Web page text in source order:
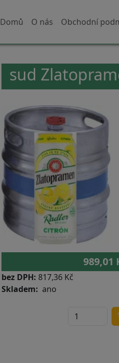
Hlavní navigace
Domů O nás Obchodní
sud
989,01
bez DPH: 817,36 Kč
Skladem
ano